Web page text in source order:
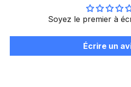
Soyez le premier à
Écrire un